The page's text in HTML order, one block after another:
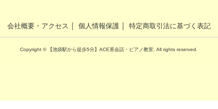
会社概要・アクセス 個人情報保護 特定商取引法に基づく表記
Copyright © 【池袋駅から徒歩5分】ACE英会話・ピアノ教室. All rights reserved.